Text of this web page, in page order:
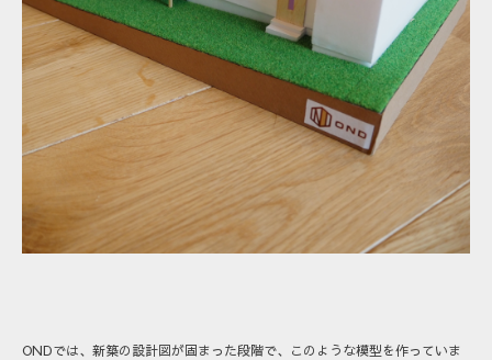
ONDでは、新築の設計図が固まった段階で、このような模型を作っていま